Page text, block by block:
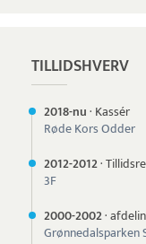
TILLIDSHVERV
2018-nu· Kassér
Røde Kors Odder
2012-2012·
3F
2000-2002·